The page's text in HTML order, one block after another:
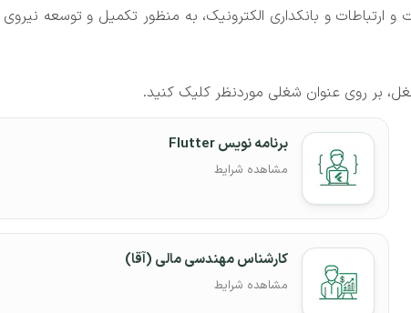
ارتباطات و بانکداری الکترونیک، به منظور تکمیل و توسعه
بر روی عنوان شغلی موردنظر کلیک کنید.
برنامه نویس Flutter
مشاهده شرایط
کارشناس مهندسی مالی (آقا)
مشاهده شرایط